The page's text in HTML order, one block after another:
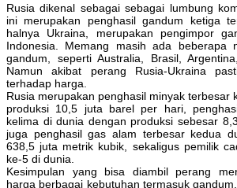
Rusia dikenal sebagai sebagai lumbung
ini merupakan penghasil gandum ketiga
halnya Ukraina, merupakan pengimpor
Indonesia. Memang masih ada beberapa
gandum, seperti Australia, Brasil,
Namun akibat perang Rusia-Ukraina
terhadap harga.
Rusia merupakan penghasil minyak terbesar
produksi 10,5 juta barel per hari,
kelima di dunia dengan produksi sebesar
juga penghasil gas alam terbesar kedua
638,5 juta metrik kubik, sekaligus pemilik
ke-5 di dunia.
Kesimpulan yang bisa diambil perang
harga berbagai kebutuhan termasuk